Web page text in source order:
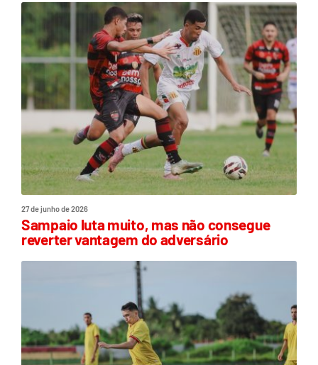
27 de junho de 2026
Sampaio luta muito, mas não consegue
reverter vantagem do adversário